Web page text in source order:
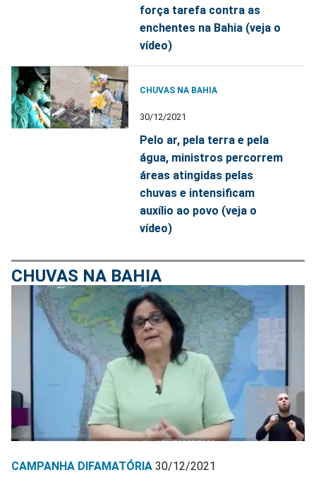
força tarefa contra as
enchentes na Bahia (veja o
vídeo)
CHUVAS NA BAHIA
30/12/2021
Pelo ar, pela terra e pela
água, ministros percorrem
áreas atingidas pelas
chuvas e intensificam
auxílio ao povo (veja o
vídeo)
CHUVAS NA BAHIA
CAMPANHA DIFAMATÓRIA 30/12/2021